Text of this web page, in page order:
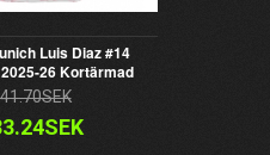
Luis Diaz #14
26 Kortärmad